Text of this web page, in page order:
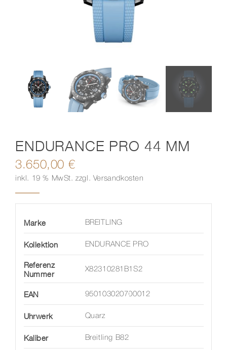
ENDURANCE PRO 44 MM
3.650,00 €
inkl. 19 % MwSt. zzgl. Versandkosten
Marke BREITLING
Kollektion ENDURANCE PRO
Referenz
Nummer
X82310281B1S2
EAN 950103020700012
Uhrwerk Quarz
Kaliber Breitling B82